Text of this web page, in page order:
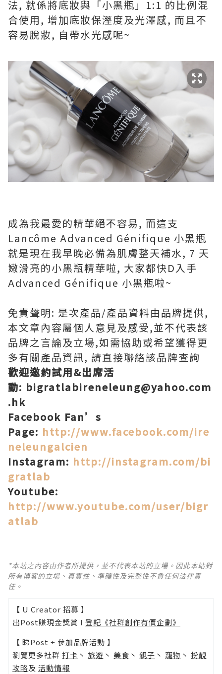
法, 就係將底妝與「小黑瓶」1:1 的比例混
合使用, 增加底妝保溼度及光澤感, 而且不
容易脫妝, 自帶水光感呢~
成為我最愛的精華絕不容易, 而這支
Lancôme Advanced Génifique 小黑瓶
就是現在我早晚必備為肌膚整天補水, 7 天
嫩滑亮的小黑瓶精華啦, 大家都快D入手
Advanced Génifique 小黑瓶啦~
免責聲明: 是次產品/產品資料由品牌提供,
本文章內容屬個人意見及感受,並不代表該
品牌之言論及立場,如需協助或希望獲得更
多有關產品資訊, 請直接聯絡該品牌查詢
歡迎邀約試用&出席活
動: bigratlabireneleung@yahoo.com
.hk
Facebook Fan’s
Page: http://www.facebook.com/ire
neleungalcien
Instagram: http://instagram.com/bi
gratlab
Youtube:
http://www.youtube.com/user/bigr
atlab
*本站之內容由作者所提供，並不代表本站的立場。因此本站對
所有博客的立場、真實性、準確性及完整性不負任何法律責
任。
【 U Creator 招募 】
出Post賺現金獎賞 l 登記《社群創作有價企劃》
【 睇Post + 參加品牌活動 】
瀏覽更多社群 打卡 丶 旅遊 丶 美食 丶 親子 丶 寵物 丶 扮靚
攻略及 活動情報